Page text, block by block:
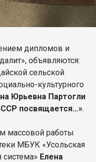
дипломов и
объявляются:
сельской
культурного
Юрьевна Партогли
посвящается…».
массовой работы
МБУК «Усольская
система» Елена